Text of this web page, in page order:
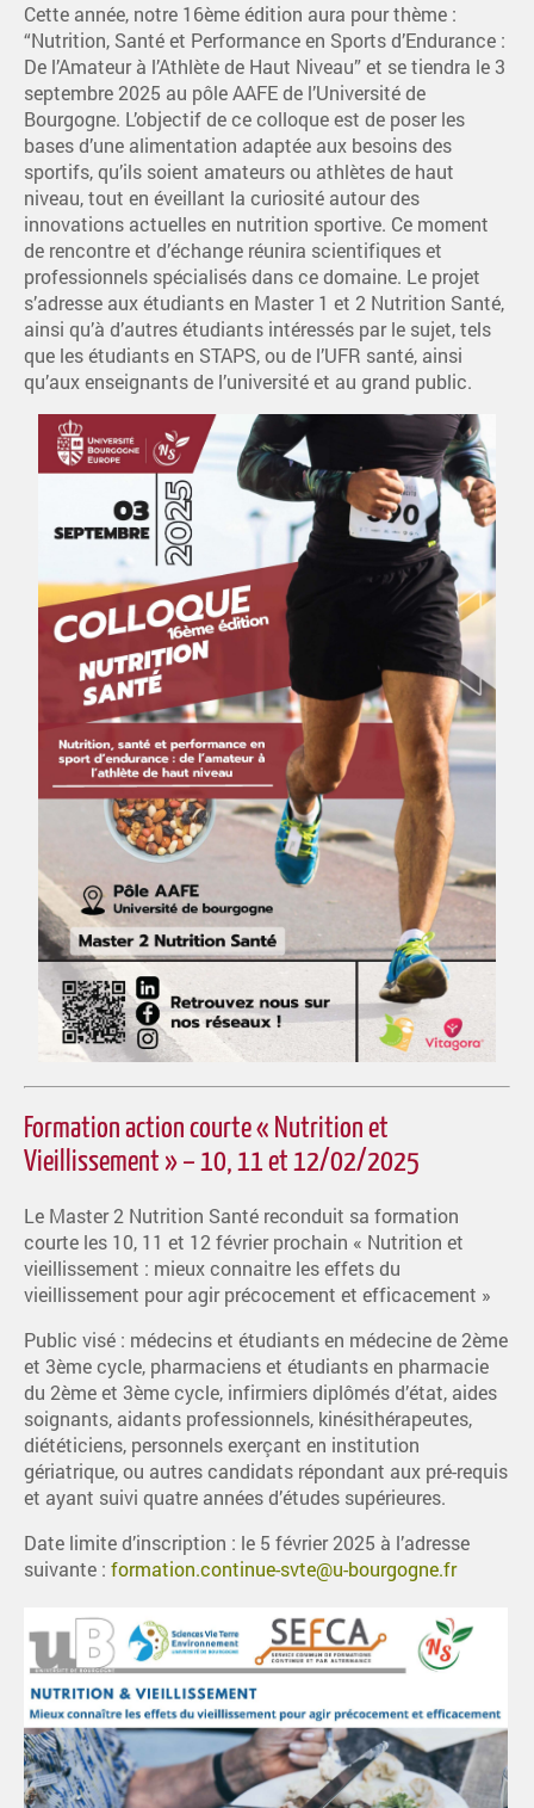
Cette année, notre 16ème édition aura pour thème :
“Nutrition, Santé et Performance en Sports d’Endurance :
De l’Amateur à l’Athlète de Haut Niveau” et se tiendra le 3
septembre 2025 au pôle AAFE de l’Université de
Bourgogne. L’objectif de ce colloque est de poser les
bases d’une alimentation adaptée aux besoins des
sportifs, qu’ils soient amateurs ou athlètes de haut
niveau, tout en éveillant la curiosité autour des
innovations actuelles en nutrition sportive. Ce moment
de rencontre et d’échange réunira scientifiques et
professionnels spécialisés dans ce domaine. Le projet
s’adresse aux étudiants en Master 1 et 2 Nutrition Santé,
ainsi qu’à d’autres étudiants intéressés par le sujet, tels
que les étudiants en STAPS, ou de l’UFR santé, ainsi
qu’aux enseignants de l’université et au grand public.
Formation action courte « Nutrition et
Vieillissement » – 10, 11 et 12/02/2025
Le Master 2 Nutrition Santé reconduit sa formation
courte les 10, 11 et 12 février prochain « Nutrition et
vieillissement : mieux connaitre les effets du
vieillissement pour agir précocement et efficacement »
Public visé : médecins et étudiants en médecine de 2ème
et 3ème cycle, pharmaciens et étudiants en pharmacie
du 2ème et 3ème cycle, infirmiers diplômés d’état, aides
soignants, aidants professionnels, kinésithérapeutes,
diététiciens, personnels exerçant en institution
gériatrique, ou autres candidats répondant aux pré-requis
et ayant suivi quatre années d’études supérieures.
Date limite d’inscription : le 5 février 2025 à l’adresse
suivante : formation.continue-svte@u-bourgogne.fr